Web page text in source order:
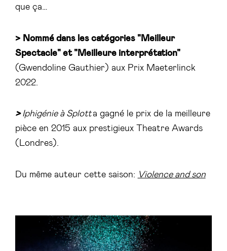
que ça…
> Nommé dans les catégories "Meilleur
Spectacle" et "Meilleure interprétation"
(Gwendoline Gauthier) aux Prix Maeterlinck
2022.
>Iphigénie à Splotta gagné le prix de la meilleure
pièce en 2015 aux prestigieux Theatre Awards
(Londres).
Du même auteur cette saison: Violence and son